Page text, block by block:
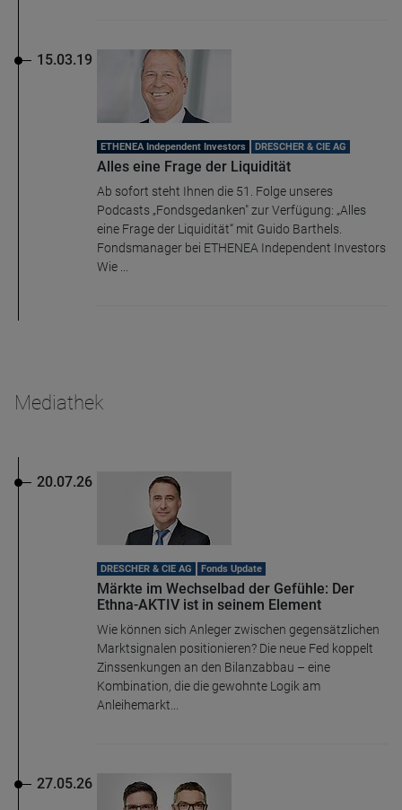
15.03.19
ETHENEA Independent Investors DRESCHER & CIE AG
Alles eine Frage der Liquidität
Ab sofort steht Ihnen die 51. Folge unseres
Podcasts „Fondsgedanken" zur Verfügung: „Alles
eine Frage der Liquidität“ mit Guido Barthels.
Fondsmanager bei ETHENEA Independent Investors
Wie ...
Mediathek
20.07.26
DRESCHER & CIE AG Fonds Update
Märkte im Wechselbad der Gefühle: Der
Ethna-AKTIV ist in seinem Element
Wie können sich Anleger zwischen gegensätzlichen
Marktsignalen positionieren? Die neue Fed koppelt
Zinssenkungen an den Bilanzabbau – eine
Kombination, die die gewohnte Logik am
Anleihemarkt...
27.05.26